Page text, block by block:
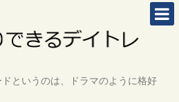
というのは、ドラマのように格好